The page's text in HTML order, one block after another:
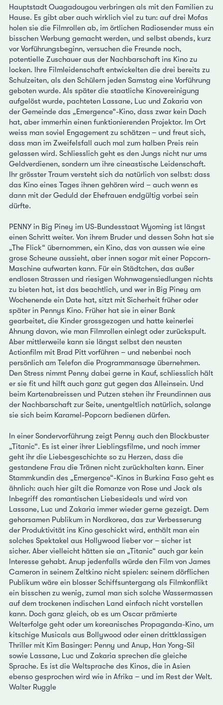
Hauptstadt Ouagadougou verbringen als mit den Familien zu
Hause. Es gibt aber auch wirklich viel zu tun: auf drei Mofas
holen sie die Filmrollen ab, im örtlichen Radiosender muss ein
bisschen Werbung gemacht werden, und selbst abends, kurz
vor Vorführungsbeginn, versuchen die Freunde noch,
potentielle Zuschauer aus der Nachbarschaft ins Kino zu
locken. Ihre Filmleidenschaft entwickelten die drei bereits zu
Schulzeiten, als den Schülern jeden Samstag eine Vorführung
geboten wurde. Als später die staatliche Kinovereinigung
aufgelöst wurde, pachteten Lassane, Luc und Zakaria von
der Gemeinde das „Emergence“-Kino, dass zwar kein Dach
hat, aber immerhin einen funktionierenden Projektor. Im Ort
weiss man soviel Engagement zu schätzen – und freut sich,
dass man im Zweifelsfall auch mal zum halben Preis rein
gelassen wird. Schliesslich geht es den Jungs nicht nur ums
Geldverdienen, sondern um ihre cineastische Leidenschaft.
Ihr grösster Traum versteht sich da natürlich von selbst: dass
das Kino eines Tages ihnen gehören wird – auch wenn es
dann mit der Geduld der Ehefrauen endgültig vorbei sein
dürfte.
PENNY in Big Piney im US-Bundesstaat Wyoming ist längst
einen Schritt weiter. Von ihrem Bruder und dessen Sohn hat sie
„The Flick“ übernommen, ein Kino, das von aussen wie eine
grose Scheune aussieht, aber innen sogar mit einer Popcorn-
Maschine aufwarten kann. Für ein Städtchen, das außer
endlosen Strassen und riesigen Wohnwagensiedlungen nichts
zu bieten hat, ist das beachtlich, und wer in Big Piney am
Wochenende ein Date hat, sitzt mit Sicherheit früher oder
später in Pennys Kino. Früher hat sie in einer Bank
gearbeitet, die Kinder grossgezogen und hatte keinerlei
Ahnung davon, wie man Filmrollen einlegt oder zurückspult.
Aber mittlerweile kann sie längst selbst den neusten
Actionfilm mit Brad Pitt vorführen – und nebenbei noch
persönlich am Telefon die Programmansage übernehmen.
Den Stress nimmt Penny dabei gerne in Kauf, schliesslich hält
er sie fit und hilft auch ganz gut gegen das Alleinsein. Und
beim Kartenabreissen und Putzen stehen ihr Freundinnen aus
der Nachbarschaft zur Seite, unentgeltlich natürlich, solange
sie sich beim Karamel-Popcorn bedienen dürfen.
In einer Sondervorführung zeigt Penny auch den Blockbuster
„Titanic“. Es ist einer ihrer Lieblingsfilme, und noch immer
geht ihr die Liebesgeschichte so zu Herzen, dass die
gestandene Frau die Tränen nicht zurückhalten kann. Einer
Stammkundin des „Emergence“-Kinos in Burkina Faso geht es
ähnlich: auch hier gilt die Romanze von Rose und Jack als
Inbegriff des romantischen Liebesideals und wird von
Lassane, Luc und Zakaria immer wieder gerne gezeigt. Dem
gehorsamen Publikum in Nordkorea, das zur Verbesserung
der Produktivität ins Kino geschickt wird, enthält man ein
solches Spektakel aus Hollywood lieber vor – sicher ist
sicher. Aber vielleicht hätten sie an „Titanic“ auch gar kein
Interesse gehabt. Anup jedenfalls würde den Film von James
Cameron in seinem Zeltkino nicht spielen: seinem dörflichen
Publikum wäre ein blosser Schiffsuntergang als Filmkonflikt
ein bisschen zu wenig, zumal man sich solche Wassermassen
auf dem trockenen indischen Land einfach nicht vorstellen
kann. Doch ganz gleich, ob es um Oscar prämierte
Welterfolge geht oder um koreanisches Propaganda-Kino, um
kitschige Musicals aus Bollywood oder einen drittklassigen
Thriller mit Kim Basinger: Penny und Anup, Han Yong-Sil
sowie Lassane, Luc und Zakaria sprechen die gleiche
Sprache. Es ist die Weltsprache des Kinos, die in Asien
ebenso gesprochen wird wie in Afrika – und im Rest der Welt.
Walter Ruggle